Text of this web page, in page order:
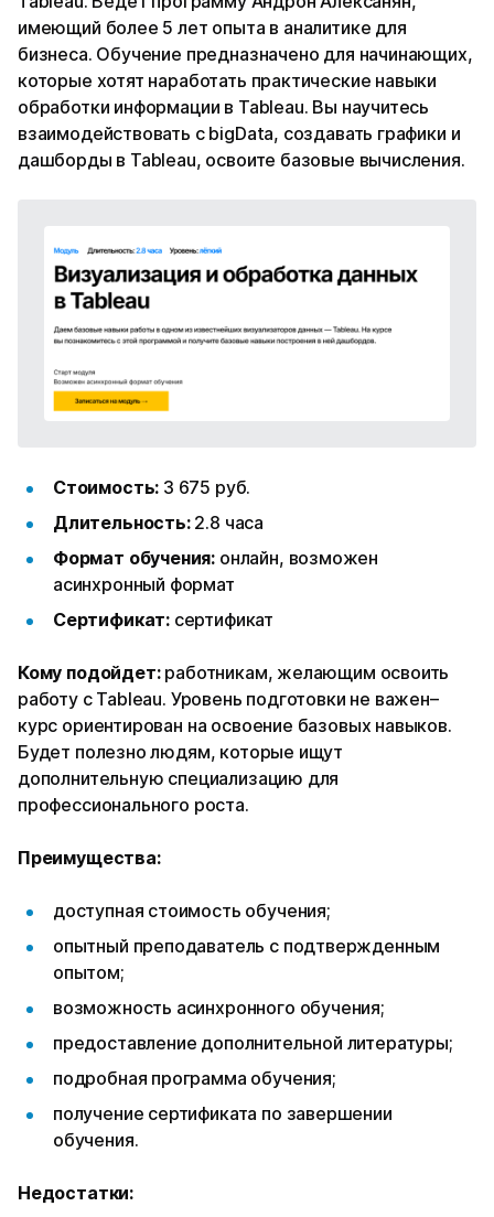
имеющий более 5 лет опыта в аналитике для
бизнеса. Обучение предназначено для начинающих,
которые хотят наработать практические навыки
обработки информации в Tableau. Вы научитесь
взаимодействовать с bigData, создавать графики и
дашборды в Tableau, освоите базовые вычисления.
Стоимость: 3 675 руб.
Длительность: 2.8 часа
Формат обучения: онлайн, возможен
асинхронный формат
Сертификат: сертификат
Кому подойдет: работникам, желающим освоить
работу с Tableau. Уровень подготовки не важен–
курс ориентирован на освоение базовых навыков.
Будет полезно людям, которые ищут
дополнительную специализацию для
профессионального роста.
Преимущества:
доступная стоимость обучения;
опытный преподаватель с подтвержденным
опытом;
возможность асинхронного обучения;
предоставление дополнительной литературы;
подробная программа обучения;
получение сертификата по завершении
обучения.
Недостатки: